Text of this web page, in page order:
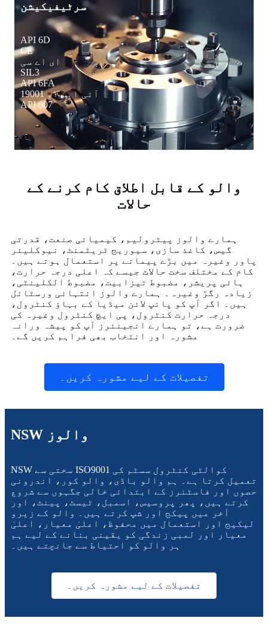
سرٹیفیکیشن
API 6D
CE
ای اے سی
SIL3
API 6FA
آئی ایس او 19001
API 607
والو کے قابل اطلاق کام کرنے کے
حالات
ہمارے والوز پیٹرولیم، کیمیائی صنعت، قدرتی
گیس، کاغذ سازی، سیوریج ٹریٹمنٹ، نیوکلیئر
پاور وغیرہ میں بڑے پیمانے پر استعمال ہوتے ہیں۔
کام کے مختلف سخت حالات جیسے کہ اعلی درجہ حرارت،
ہائی پریشر، مضبوط تیزابیت، مضبوط الکلینٹی،
زیادہ رگڑ وغیرہ۔ ہمارے والوز انتہائی ورسٹائل
ہیں۔ اگر آپ کو پائپ لائن میڈیا کے بہاؤ کنٹرول،
درجہ حرارت کنٹرول، پی ایچ کنٹرول وغیرہ کی
ضرورت ہے، تو ہمارے انجینئرز آپ کو پیشہ ورانہ
مشورہ اور انتخاب بھی فراہم کریں گے۔
تفصیلات کے لیے مشورہ کریں۔
NSW والوز
NSW سختی سے ISO9001 کوالٹی کنٹرول سسٹم کی
تعمیل کرتا ہے۔ ہم والو باڈی، والو کور، اندرونی
حصوں اور فاسٹنرز کے ابتدائی خالی جگہوں سے شروع
کرتے ہیں، پھر پروسیس، اسمبل، ٹیسٹ، پینٹ، اور
آخر میں پیکج اور شپ کرتے ہیں۔ والو کے زیرو
لیکیج اور استعمال میں محفوظ، اعلیٰ معیار، اعلیٰ
معیار اور لمبی زندگی کو یقینی بنانے کے لیے ہم
ہر والو کو احتیاط سے جانچتے ہیں۔
تفصیلات کے لیے مشورہ کریں۔